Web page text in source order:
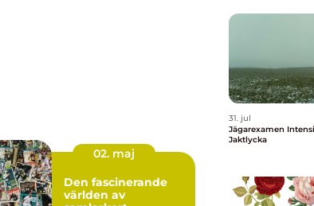
02. maj
Den fascinerande
världen av
31. jul
Jägarexamen
Jaktlycka